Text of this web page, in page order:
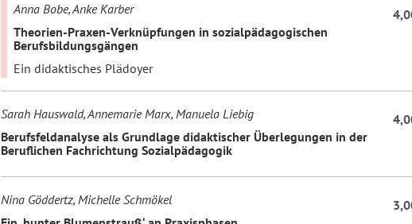
Anna Bobe, Anke Karber
Theorien-Praxen-Verknüpfungen in sozialpädagogischen
Berufsbildungsgängen
Ein didaktisches Plädoyer
Sarah Hauswald, Annemarie Marx, Manuela Liebig
Berufsfeldanalyse als Grundlage didaktischer Überlegungen in der
Beruflichen Fachrichtung Sozialpädagogik
Nina Göddertz, Michelle Schmökel